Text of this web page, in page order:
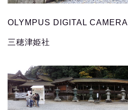
OLYMPUS DIGITAL CAMERA
三穂津姫社